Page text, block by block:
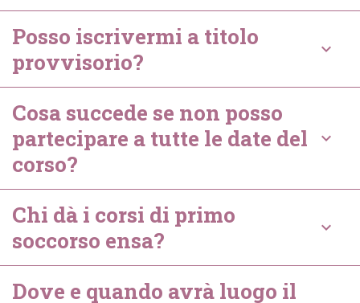
Posso iscrivermi a titolo
provvisorio?
keyboard_arrow_down
Cosa succede se non posso
partecipare a tutte le date del
corso?
keyboard_arrow_down
Chi dà i corsi di primo
soccorso ensa?
keyboard_arrow_down
Dove e quando avrà luogo il